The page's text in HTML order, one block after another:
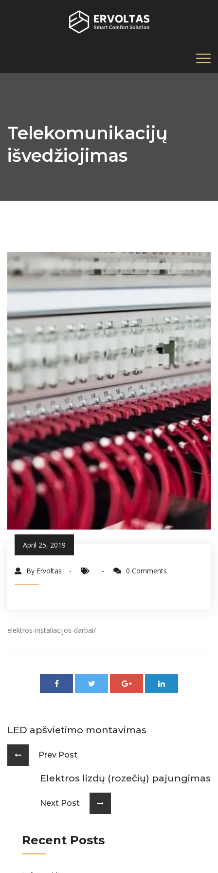
Telekomunikacijų
išvedžiojimas
April 25, 2019
By Ervoltas 0 Comments
elektros-instaliacijos-darbai/
LED apšvietimo montavimas
Prev Post
Elektros lizdų (rozečių) pajungimas
Next Post
Recent Posts